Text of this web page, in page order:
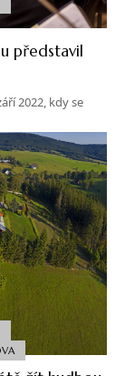
představil
2022, kdy se